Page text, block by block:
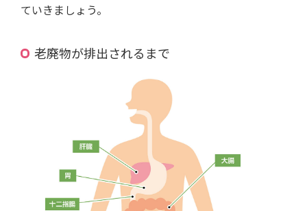
ていきましょう。
老廃物が排出されるまで